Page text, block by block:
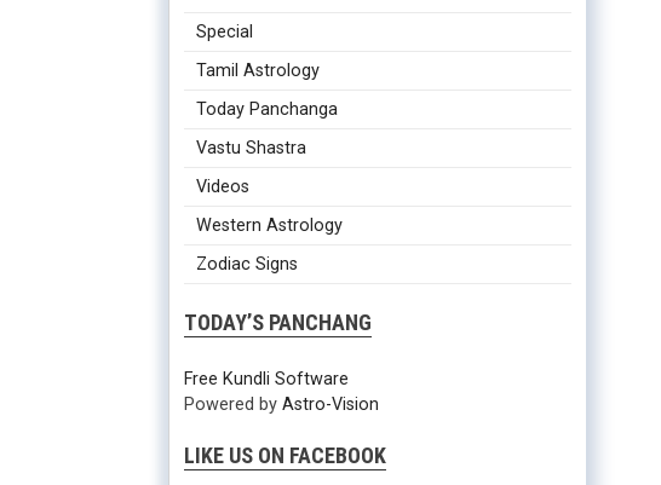
Special
Tamil Astrology
Today Panchanga
Vastu Shastra
Videos
Western Astrology
Zodiac Signs
TODAY’S PANCHANG
Free Kundli Software
Powered byAstro-Vision
LIKE US ON FACEBOOK